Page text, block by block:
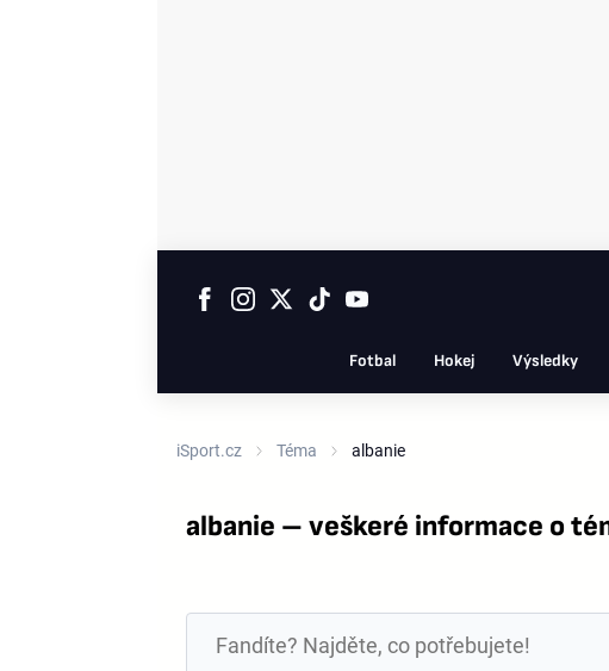
Fotbal Hokej Výsledky
iSport.cz Téma albanie
albanie – veškeré informace o